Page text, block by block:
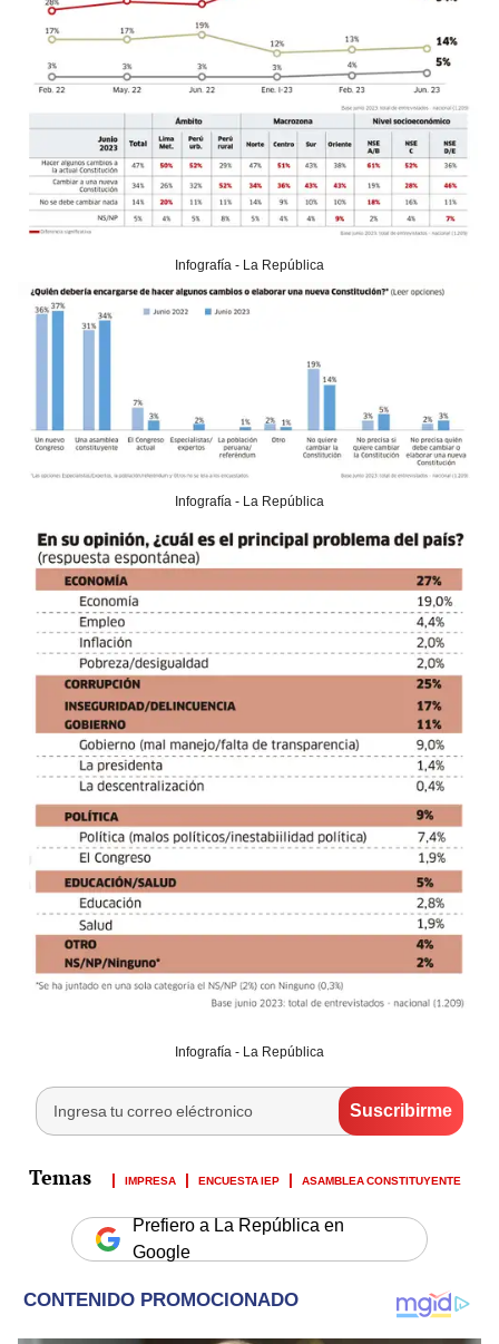
Infografía - La República
Infografía - La República
Infografía - La República
IMPRESA ENCUESTA IEP ASAMBLEA CONSTITUYENTE
Prefiero a La República en
Google